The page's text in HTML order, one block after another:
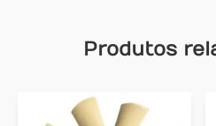
Produtos